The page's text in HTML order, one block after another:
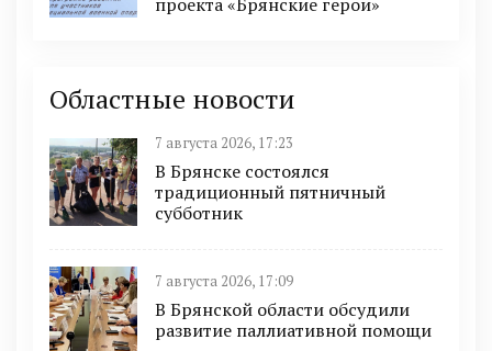
Областные новости
7 августа 2026, 17:23
В Брянске состоялся
традиционный пятничный
субботник
7 августа 2026, 17:09
В Брянской области обсудили
развитие паллиативной помощи